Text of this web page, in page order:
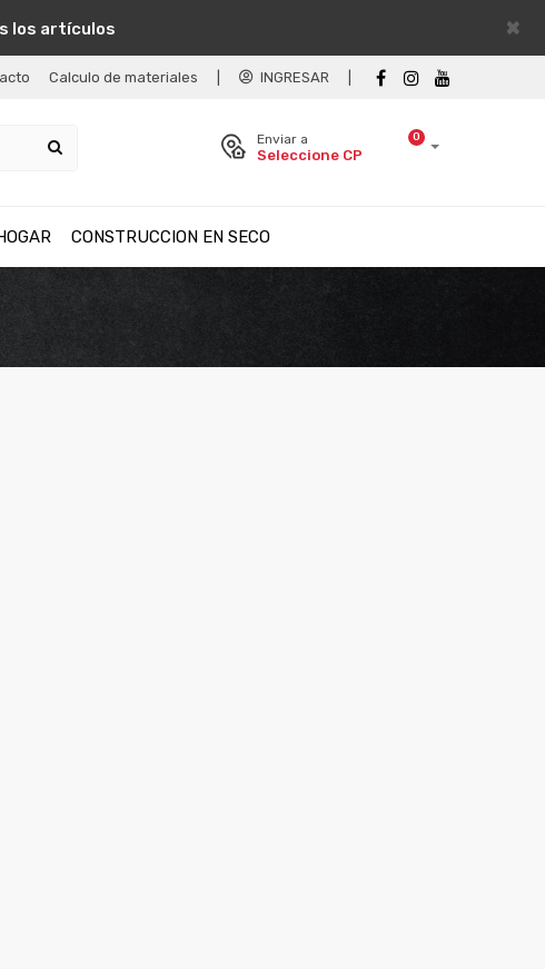
×
los artículos
Calculo de materiales INGRESAR
0
Enviar a
Seleccione CP
CONSTRUCCION EN SECO